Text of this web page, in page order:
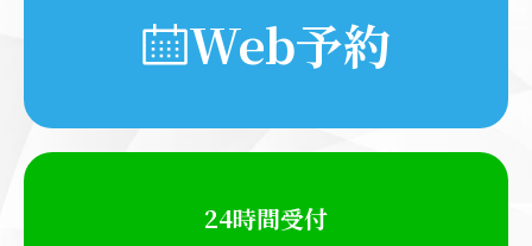
Web予約
24時間受付